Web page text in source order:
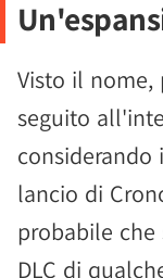
Visto il
seguito
lancio di
probabile
DLC di